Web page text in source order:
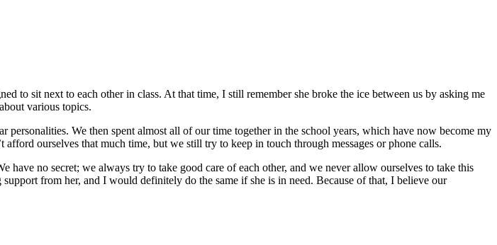
to sit next to each other in class. At that time, I still remember she broke the ice between us by asking me
various topics.
We then spent almost all of our time together in the school years, which have now become my
ourselves that much time, but we still try to keep in touch through messages or phone calls.
no secret; we always try to take good care of each other, and we never allow ourselves to take this
from her, and I would definitely do the same if she is in need. Because of that, I believe our